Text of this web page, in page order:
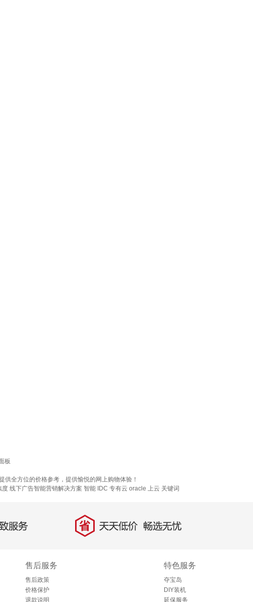
板
全方位的价格参考，提供愉悦的网上购物体验！
度 线下广告智能营销解决方案 智能 IDC 专有云 oracle 上云 关键词
务 省 天天低价，畅选无忧
售后服务
售后政策
价格保护
退款说明
特色服务
夺宝岛
DIY装机
延保服务